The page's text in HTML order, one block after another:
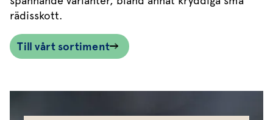
rädisskott.
Till vårt sortiment